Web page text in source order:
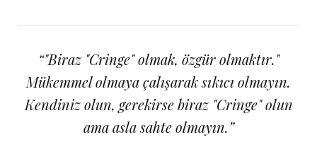
“"Biraz "Cringe" olmak, özgür olmaktır."
Mükemmel olmaya çalışarak sıkıcı olmayın.
Kendiniz olun, gerekirse biraz "Cringe" olun
ama asla sahte olmayın.”